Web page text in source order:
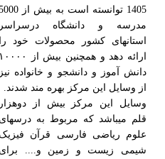
1405 توانسته است به بیش از 5000
مدرسه و دانشگاه درسراسر
استانهای کشور محصولات خود را
ارائه دهد و همچنین بیش از ۱۰۰۰۰
دانش آموز و دانشجو و خانواده نیز
از وسایل این مرکز بهره مند شدند.
وسایل این مرکز بیش از دوهزار
قلم میباشد که مربوط به درسهای
علوم ریاضی فارسی قرآن فیزیک
شیمی زیست و زمین و.... برای